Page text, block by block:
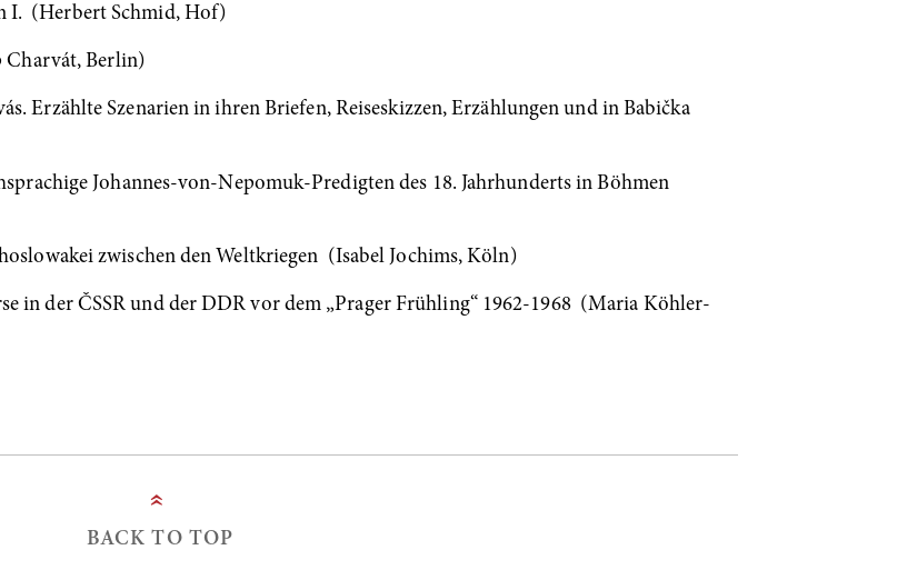
I. (Herbert Schmid, Hof)
Charvát, Berlin)
Erzählte Szenarien in ihren Briefen, Reiseskizzen, Erzählungen und in Babička
Johannes-von-Nepomuk-Predigten des 18. Jahrhunderts in Böhmen
zwischen den Weltkriegen (Isabel Jochims, Köln)
in der ČSSR und der DDR vor dem „Prager Frühling“ 1962-1968 (Maria Köhler-
»
BACK TO TOP